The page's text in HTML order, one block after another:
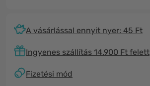
A vásárlással ennyit nyer: 45 Ft
Ingyenes szállítás 14.900 Ft felett
Fizetési mód